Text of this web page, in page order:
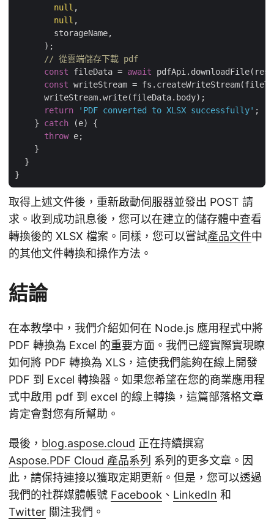
null ,
null ,
        storageName,
      );
// 從雲端儲存下載 pdf
const fileData = await
const writeStream =
      writeStream.write(fileData.body);
return
'PDF converted to XLSX successfully' ;
    }
catch (e) {
throw e;
    }
  }
取得上述文件後，重新啟動伺服器並發出 POST 請
求。收到成功訊息後，您可以在建立的儲存體中查看
轉換後的 XLSX 檔案。同樣，您可以嘗試產品文件中
的其他文件轉換和操作方法。
結論
在本教學中，我們介紹如何在 Node.js 應用程式中將
PDF 轉換為 Excel 的重要方面。我們已經實際實現瞭
如何將 PDF 轉換為 XLS，這使我們能夠在線上開發
PDF 到 Excel 轉換器。如果您希望在您的商業應用程
式中啟用 pdf 到 excel 的線上轉換，這篇部落格文章
肯定會對您有所幫助。
最後， blog.aspose.cloud 正在持續撰寫
Aspose.PDF Cloud 產品系列 系列的更多文章。因
此，請保持連接以獲取定期更新。但是，您可以透過
我們的社群媒體帳號 Facebook 、 LinkedIn 和
Twitter 關注我們。